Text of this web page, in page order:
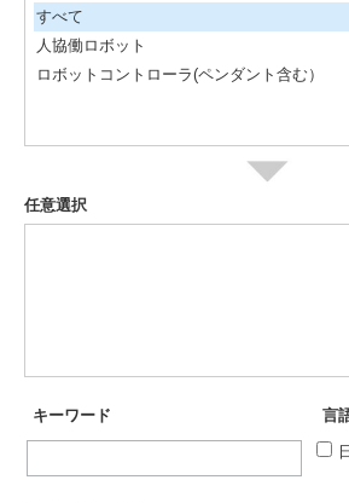
すべて
人協働ロボット
ロボットコントローラ(ペンダント含む）
任意選択
キーワード
言